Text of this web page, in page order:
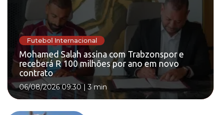
Futebol Internacional
Mohamed Salah assina com Trabzonspor e
receberá R 100 milhões por ano em novo
contrato
06/08/2026 09:30|3 min